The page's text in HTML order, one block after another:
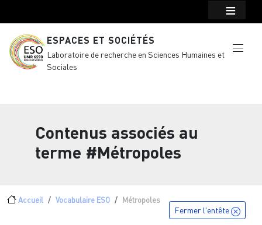
ESPACES ET SOCIÉTÉS
Laboratoire de recherche en Sciences Humaines et
Sociales
Contenus associés au
terme #Métropoles
Fil d'Ariane
Accueil Vocabulaire ESO Métropoles
Fermer l'entête